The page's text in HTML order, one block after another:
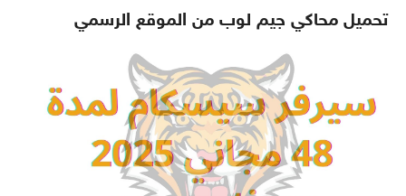
تحميل محاكي جيم لوب من الموقع الرسمي